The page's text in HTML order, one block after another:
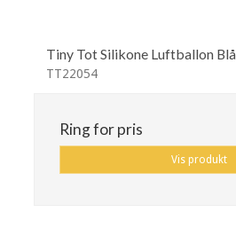
Tiny Tot Silikone Luftballon Blå
TT22054
Ring for pris
Vis produkt